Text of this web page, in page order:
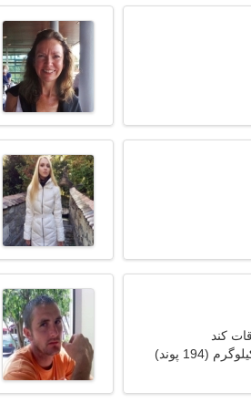
کند